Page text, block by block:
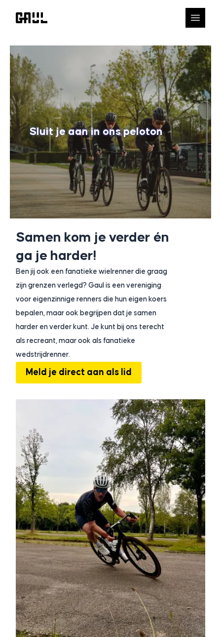
Sluit je aan in ons peloton
Samen kom je verder én
ga je harder!
Ben jij ook een fanatieke wielrenner die graag
zijn grenzen verlegd? Gaul is een vereniging
voor eigenzinnige renners die hun eigen koers
bepalen, maar ook begrijpen dat je samen
harder en verder kunt. Je kunt bij ons terecht
als recreant, maar ook als fanatieke
wedstrijdrenner.
Meld je direct aan als lid